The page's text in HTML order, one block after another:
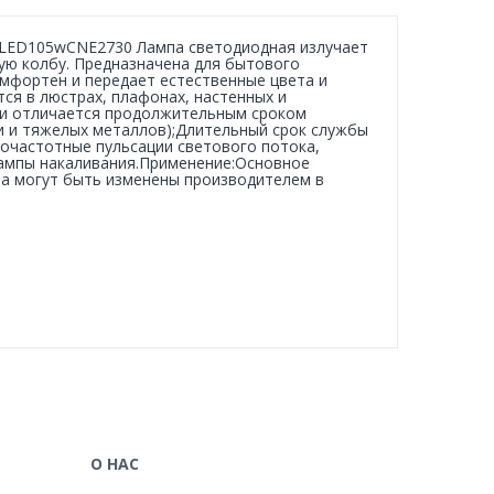
Лампа светодиодная излучает
колбу. Предназначена для бытового
и передает естественные цвета и
в люстрах, плафонах, настенных и
отличается продолжительным сроком
и тяжелых металлов);Длительный срок службы
пульсации светового потока,
накаливания.Применение:Основное
могут быть изменены производителем в
О НАС